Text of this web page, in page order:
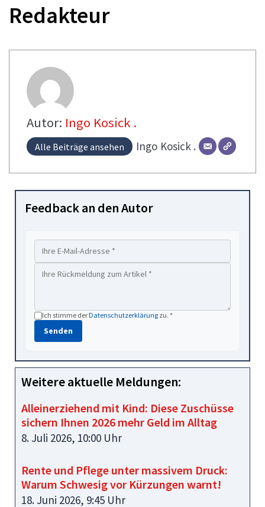
Redakteur
Autor: Ingo Kosick .
Alle Beiträge ansehen Ingo Kosick .
Feedback an den Autor
Ich stimme derDatenschutzerklärung zu. *
Senden
Weitere aktuelle Meldungen:
Alleinerziehend mit Kind: Diese Zuschüsse
sichern Ihnen 2026 mehr Geld im Alltag
8. Juli 2026, 10:00 Uhr
Rente und Pflege unter massivem Druck:
Warum Schwesig vor Kürzungen warnt!
18. Juni 2026, 9:45 Uhr